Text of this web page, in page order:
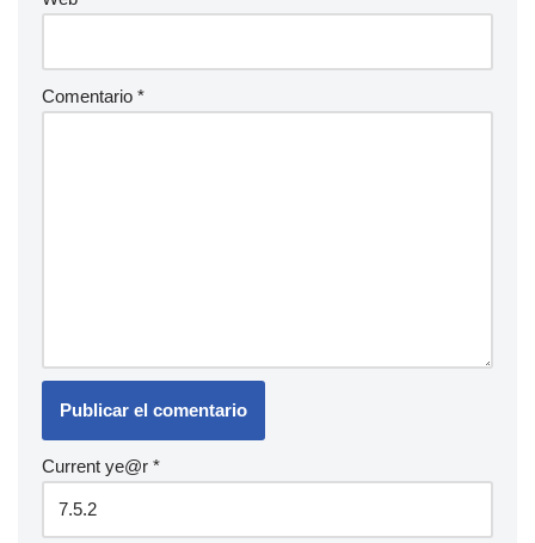
Comentario *
Current ye@r *